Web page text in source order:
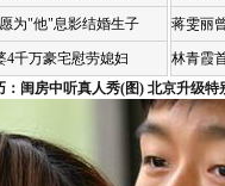
为"他"息影结婚生子
4千万豪宅慰劳媳妇
蒋雯丽
林青霞
：闺房中听真人秀(图) 北京升级特